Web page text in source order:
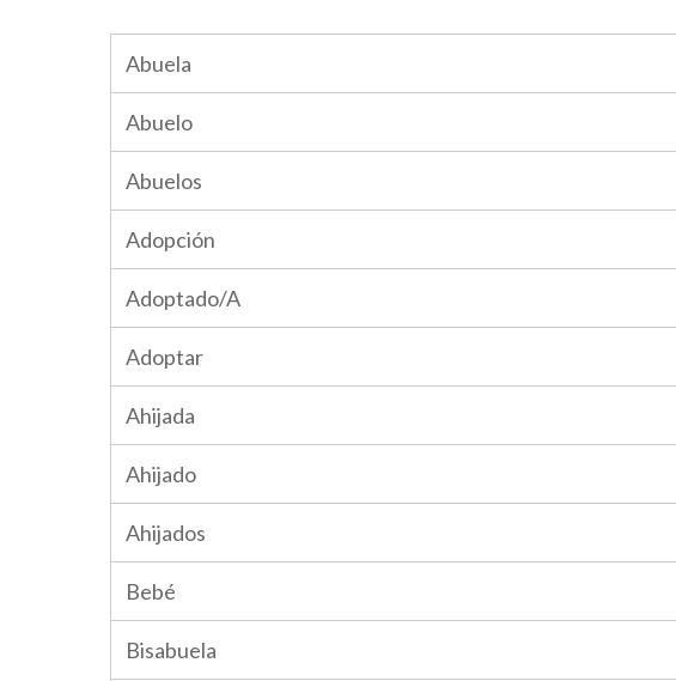
Abuela
Abuelo
Abuelos
Adopción
Adoptado/A
Adoptar
Ahijada
Ahijado
Ahijados
Bebé
Bisabuela